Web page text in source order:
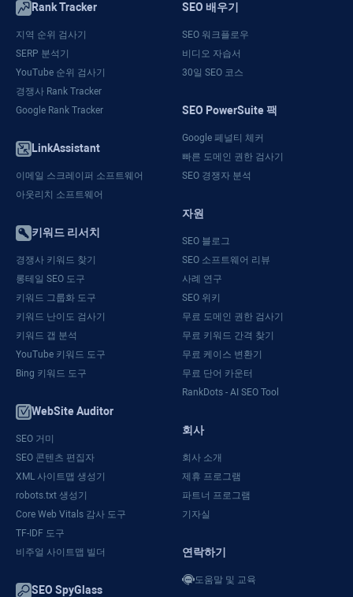
Rank Tracker
지역 순위 검사기
SERP 분석기
YouTube 순위 검사기
경쟁사 Rank Tracker
Google Rank Tracker
LinkAssistant
이메일 스크레이퍼 소프트웨어
아웃리치 소프트웨어
키워드 리서치
경쟁사 키워드 찾기
롱테일 SEO 도구
키워드 그룹화 도구
키워드 난이도 검사기
키워드 갭 분석
YouTube 키워드 도구
Bing 키워드 도구
WebSite Auditor
SEO 거미
SEO 콘텐츠 편집자
XML 사이트맵 생성기
robots.txt 생성기
Core Web Vitals 감사 도구
TF-IDF 도구
비주얼 사이트맵 빌더
SEO SpyGlass
SEO 배우기
SEO 워크플로우
비디오 자습서
30일 SEO 코스
SEO PowerSuite 팩
Google 페널티 체커
빠른 도메인 권한 검사기
SEO 경쟁자 분석
자원
SEO 블로그
SEO 소프트웨어 리뷰
사례 연구
SEO 위키
무료 도메인 권한 검사기
무료 키워드 간격 찾기
무료 케이스 변환기
무료 단어 카운터
RankDots - AI SEO Tool
회사
회사 소개
제휴 프로그램
파트너 프로그램
기자실
연락하기
도움말 및 교육